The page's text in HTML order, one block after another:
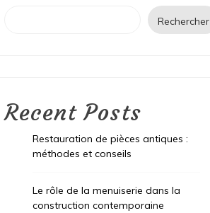
Rechercher
Recent Posts
Restauration de pièces antiques :
méthodes et conseils
Le rôle de la menuiserie dans la
construction contemporaine